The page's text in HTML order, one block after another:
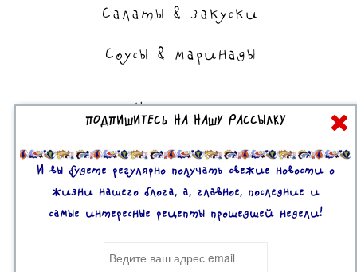
Салаты & закуски
Соусы & маринады
На сладкое
Торты, пирожные, выпечка
Десерты
ПОДПИШИТЕСЬ НА НАШУ РАССЫЛКУ
И вы будете регулярно получать свежие новости о
жизни нашего блога, а, главное, последние и
самые интересные рецепты прошедшей недели!